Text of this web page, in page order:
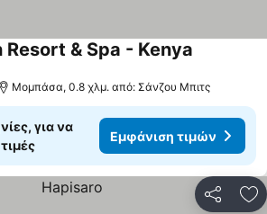
Resort & Spa - Kenya
Μομπάσα, 0.8 χλμ. από: Σάνζου Μπιτς
για να
Εμφάνιση τιμών